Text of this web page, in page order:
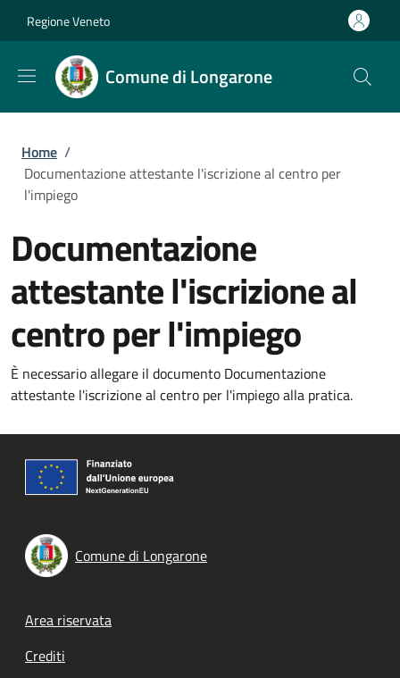
Regione Veneto
Comune di Longarone
Briciole di pane
Home /
Documentazione attestante l'iscrizione al centro per
l'impiego
Documentazione
attestante l'iscrizione al
centro per l'impiego
È necessario allegare il documento Documentazione
attestante l'iscrizione al centro per l'impiego alla pratica.
Comune di Longarone
Footer menu
Area riservata
Crediti